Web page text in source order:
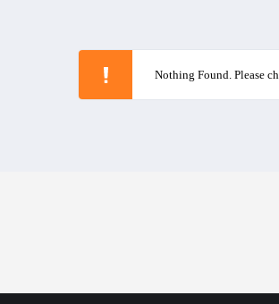
Nothing Found. Please